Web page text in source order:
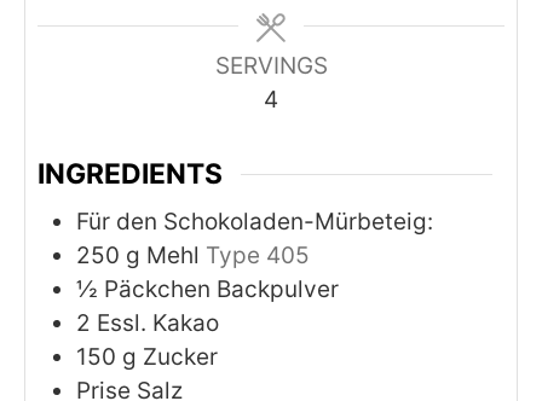
SERVINGS
4
INGREDIENTS
Für den Schokoladen-Mürbeteig:
250 g Mehl Type 405
½ Päckchen Backpulver
2 Essl. Kakao
150 g Zucker
Prise Salz